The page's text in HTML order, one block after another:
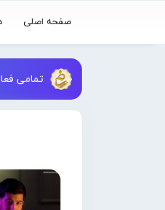
صفحه اصلی
تمامی